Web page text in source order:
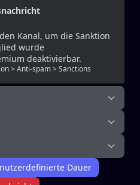
Kanal, um die Sanktion
wurde
deaktivierbar.
> Anti-spam > Sanctions
Dauer